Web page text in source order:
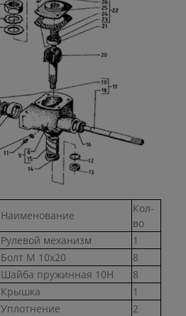
Наименование
Кол-
во
Рулевой механизм
1
Болт М 10х20
8
Шайба пружинная 10Н
8
Крышка
1
Уплотнение
2